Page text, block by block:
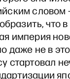
словом
что
империя
даже не в
стартовал